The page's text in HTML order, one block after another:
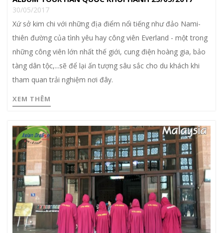
30/05/2017
Xứ sở kim chi với những địa điểm nổi tiếng như đảo Nami-
thiên đường của tình yêu hay công viên Everland - một trong
những công viên lớn nhất thế giới, cung điện hoàng gia, bảo
tàng dân tộc,...sẽ để lại ấn tượng sâu sắc cho du khách khi
tham quan trải nghiệm nơi đây.
XEM THÊM